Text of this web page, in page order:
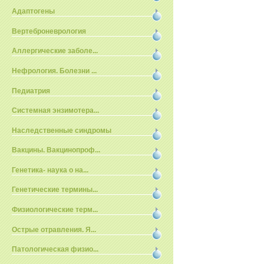
Адаптогены
Вертеброневрология
Аллергические заболе...
Нефрология. Болезни ...
Педиатрия
Системная энзимотера...
Наследственные синдромы
Вакцины. Вакцинопроф...
Генетика- наука о на...
Генетические термины...
Физиологические терм...
Острые отравления. Я...
Патологическая физио...